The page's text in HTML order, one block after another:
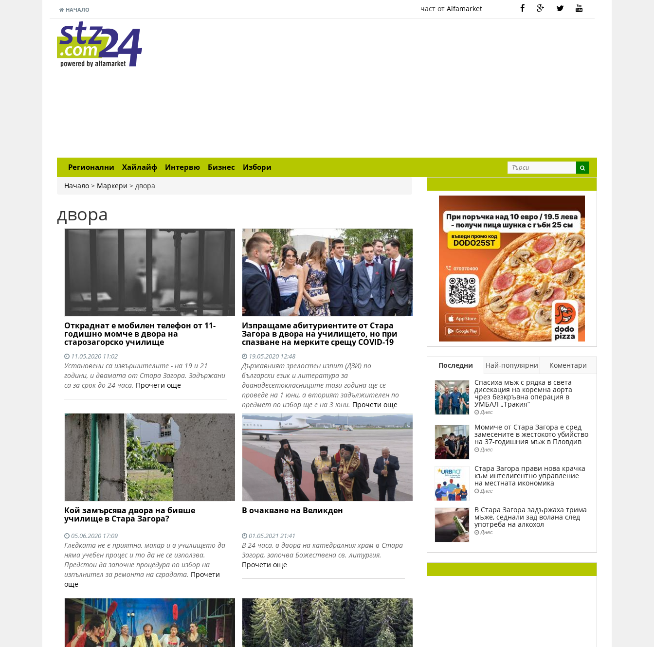
НАЧАЛО част от Alfamarket
Регионални Хайлайф Интервю Бизнес Избори
Начало > Маркери > двора
двора
Откраднат е мобилен телефон от 11-
годишно момче в двора на
старозагорско училище
11.05.2020 11:02
Установени са извършителите - на 19 и 21
години, и двамата от Стара Загора. Задържани
са за срок до 24 часа. Прочети още
Изпращаме абитуриентите от Стара
Загора в двора на училището, но при
спазване на мерките срещу COVID-19
19.05.2020 12:48
Държавният зрелостен изпит (ДЗИ) по
български език и литература за
дванадесетокласниците тази година ще се
проведе на 1 юни, а вторият задължителен по
предмет по избор ще е на 3 юни. Прочети още
Кой замърсява двора на бивше
училище в Стара Загора?
05.06.2020 17:09
Гледката не е приятна, макар и в училището да
няма учебен процес и то да не се използва.
Предстои да започне процедура по избор на
изпълнител за ремонта на сградата. Прочети
още
В очакване на Великден
01.05.2021 21:41
В 24 часа, в двора на катедралния храм в Стара
Загора, започва Божествена св. литургия.
Прочети още
Последни Най-популярни
Коментари
Спасиха мъж с рядка в света
дисекация на коремна аорта
чрез безкръвна операция в
УМБАЛ „Тракия“
Днес
Момиче от Стара Загора е сред
замесените в жестокото убийство
на 37-годишния мъж в Пловдив
Днес
Стара Загора прави нова крачка
към интелигентно управление
на местната икономика
Днес
В Стара Загора задържаха трима
мъже, седнали зад волана след
употреба на алкохол
Днес